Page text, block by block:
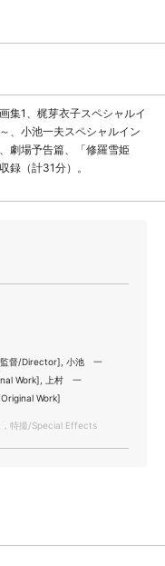
集1、梶芽衣子スペシャルイ
、小池一夫スペシャルイン
劇場予告篇、「修羅雪姫
録（計31分）。
監督/Director], 小池 一
Work], 上村 一
Work]
特撮/Special Effects